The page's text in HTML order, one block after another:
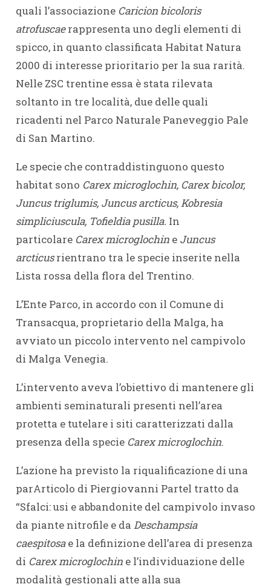
quali l’associazione Caricion bicoloris
atrofuscaerappresenta uno degli elementi di
spicco, in quanto classificata Habitat Natura
2000 di interesse prioritario per la sua rarità.
Nelle ZSC trentine essa è stata rilevata
soltanto in tre località, due delle quali
ricadenti nel Parco Naturale Paneveggio Pale
di San Martino.
Le specie che contraddistinguono questo
habitat sono Carex microglochin, Carex bicolor,
Juncus triglumis, Juncus arcticus, Kobresia
simpliciuscula, Tofieldia pusilla. In
particolare Carex microglochine Juncus
arcticusrientrano tra le specie inserite nella
Lista rossa della flora del Trentino.
L’Ente Parco, in accordo con il Comune di
Transacqua, proprietario della Malga, ha
avviato un piccolo intervento nel campivolo
di Malga Venegia.
L’intervento aveva l’obiettivo di mantenere gli
ambienti seminaturali presenti nell’area
protetta e tutelare i siti caratterizzati dalla
presenza della specie Carex microglochin.
L’azione ha previsto la riqualificazione di una
parArticolo di Piergiovanni Partel tratto da
“Sfalci: usi e abbandonite del campivolo invaso
da piante nitrofile e da Deschampsia
caespitosae la definizione dell’area di presenza
di Carex microglochine l’individuazione delle
modalità gestionali atte alla sua